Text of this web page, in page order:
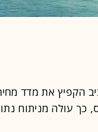
הקפיץ את מדד
כך עולה מניתוח